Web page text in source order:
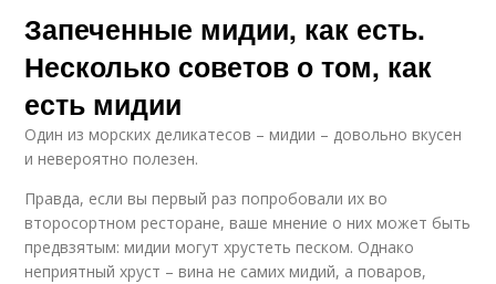
Запеченные мидии, как есть.
Несколько советов о том, как
есть мидии
Один из морских деликатесов – мидии – довольно вкусен
и невероятно полезен.
Правда, если вы первый раз попробовали их во
второсортном ресторане, ваше мнение о них может быть
предвзятым: мидии могут хрустеть песком. Однако
неприятный хруст – вина не самих мидий, а поваров,